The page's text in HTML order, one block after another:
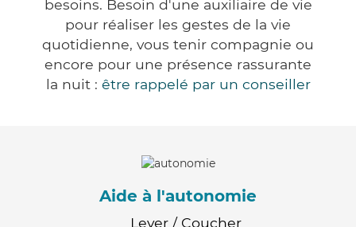
besoins. Besoin d'une auxiliaire de vie
pour réaliser les gestes de la vie
quotidienne, vous tenir compagnie ou
encore pour une présence rassurante
la nuit : être rappelé par un conseiller
Aide à l'autonomie
Lever / Coucher